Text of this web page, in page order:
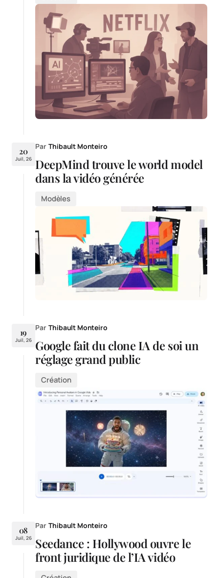
20
Juil, 26
Par Thibault Monteiro
DeepMind trouve le world model
dans la vidéo générée
Modèles
19
Juil, 26
Par Thibault Monteiro
Google fait du clone IA de soi un
réglage grand public
Création
08
Juil, 26
Par Thibault Monteiro
Seedance : Hollywood ouvre le
front juridique de l’IA vidéo